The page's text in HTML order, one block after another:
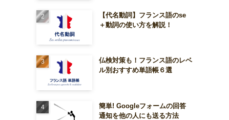
【代名動詞】フランス語のse
＋動詞の使い方を解説！
仏検対策も！フランス語のレベ
ル別おすすめ単語帳６選
簡単! Googleフォームの回答
通知を他の人にも送る方法